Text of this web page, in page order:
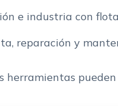
para alquiler de maquinaria?
e industria con
reparación y
herramientas